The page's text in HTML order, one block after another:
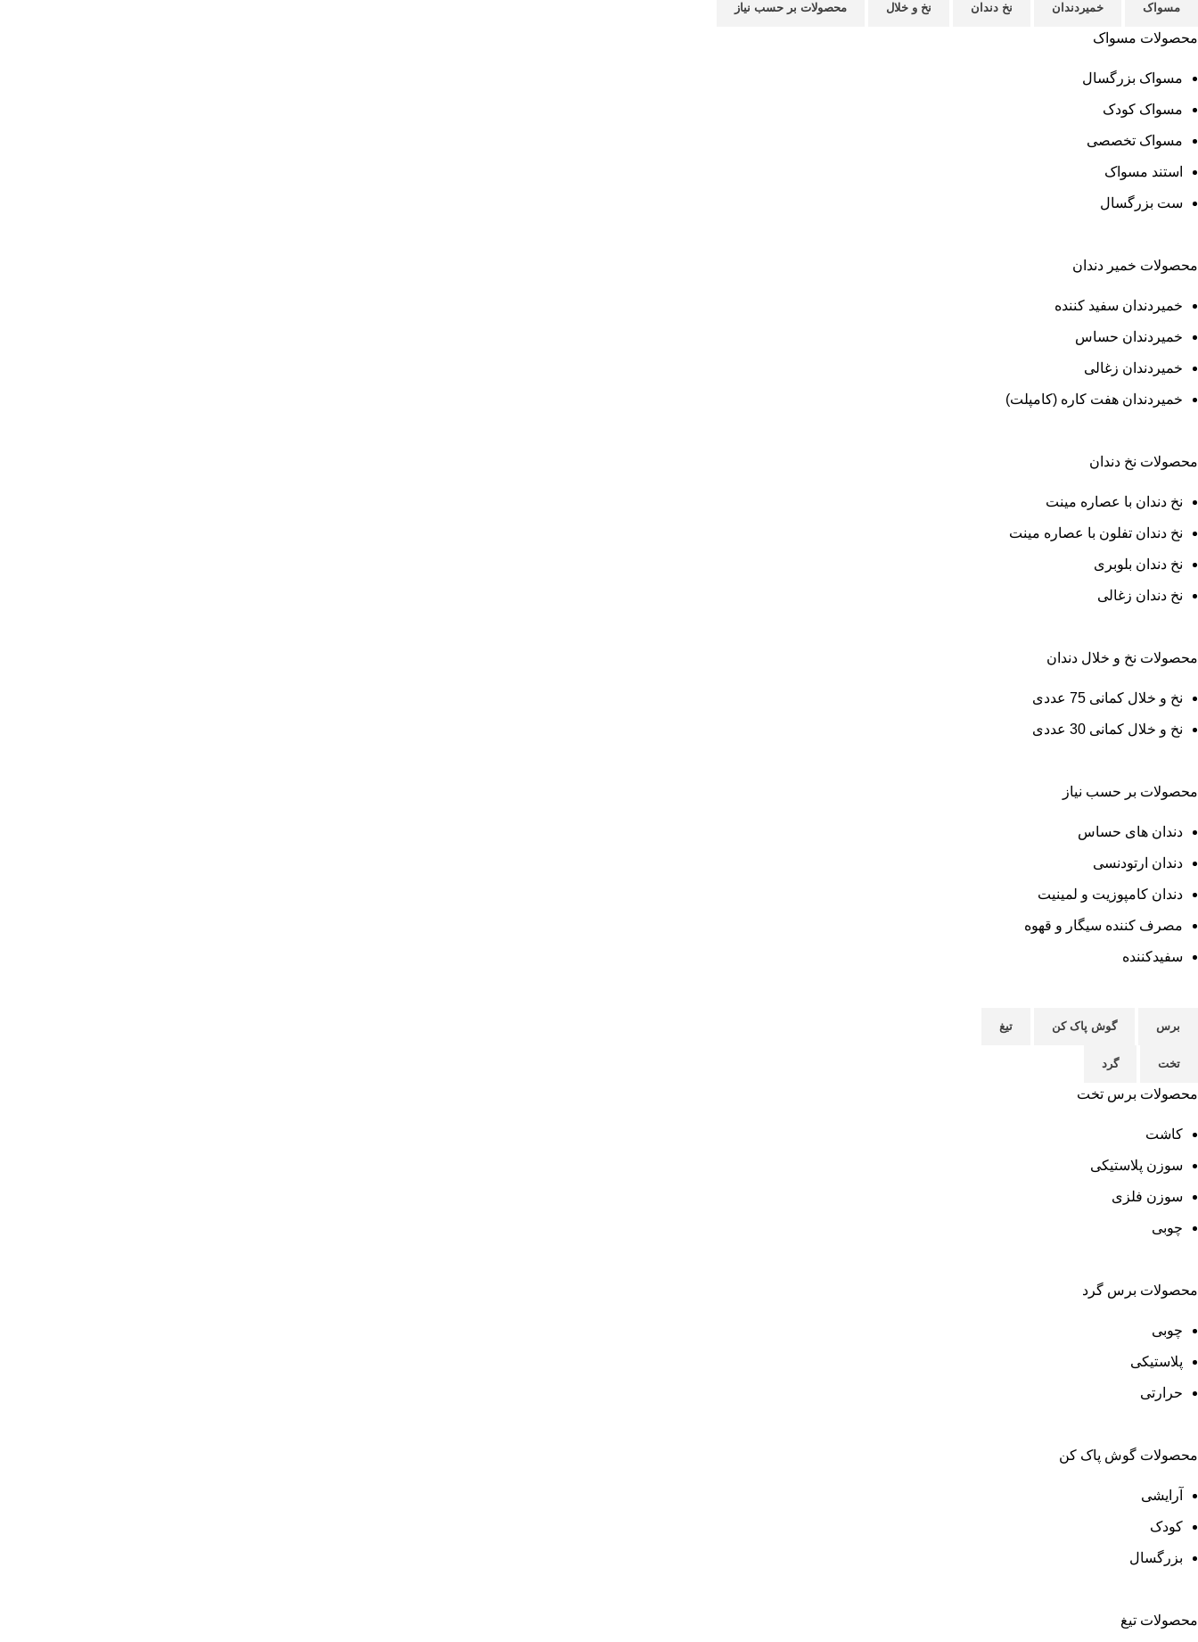
مسواک خمیردندان نخ دندان نخ و خلال محصولات بر حسب نیاز
محصولات مسواک
مسواک بزرگسال
مسواک کودک
مسواک تخصصی
استند مسواک
ست بزرگسال
محصولات خمیر دندان
خمیردندان سفید کننده
خمیردندان حساس
خمیردندان زغالی
خمیردندان هفت کاره (کامپلت)
محصولات نخ دندان
نخ دندان با عصاره مینت
نخ دندان تفلون با عصاره مینت
نخ دندان بلوبری
نخ دندان زغالی
محصولات نخ و خلال دندان
نخ و خلال کمانی 75 عددی
نخ و خلال کمانی 30 عددی
محصولات بر حسب نیاز
دندان های حساس
دندان ارتودنسی
دندان کامپوزیت و لمینیت
مصرف کننده سیگار و قهوه
سفیدکننده
برس گوش پاک کن تیغ
تخت گرد
محصولات برس تخت
کاشت
سوزن پلاستیکی
سوزن فلزی
چوبی
محصولات برس گرد
چوبی
پلاستیکی
حرارتی
محصولات گوش پاک کن
آرایشی
کودک
بزرگسال
محصولات تیغ